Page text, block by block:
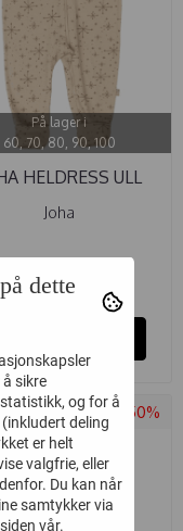
På lager i
60, 70, 80, 90, 100
HELDRESS ULL
HANDDRAWN ...
Joha
449,- 269,-
-50%
dette
sikre
og for å
deling
er helt
valgfrie, eller
Du kan når
samtykker via
vår.